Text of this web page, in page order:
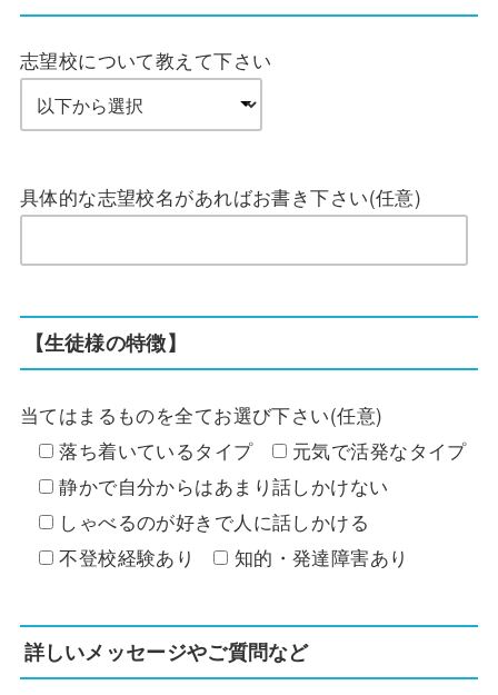
志望校について教えて下さい
具体的な志望校名があればお書き下さい(任意)
【生徒様の特徴】
当てはまるものを全てお選び下さい(任意)
落ち着いているタイプ
元気で活発なタイプ
静かで自分からはあまり話しかけない
しゃべるのが好きで人に話しかける
不登校経験あり
知的・発達障害あり
詳しいメッセージやご質問など